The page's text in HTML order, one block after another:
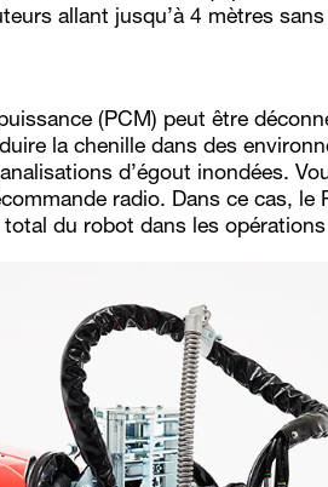
allant jusqu’à 4 mètres
(PCM) peut être
la chenille dans des
d’égout inondées.
radio. Dans ce cas,
du robot dans les